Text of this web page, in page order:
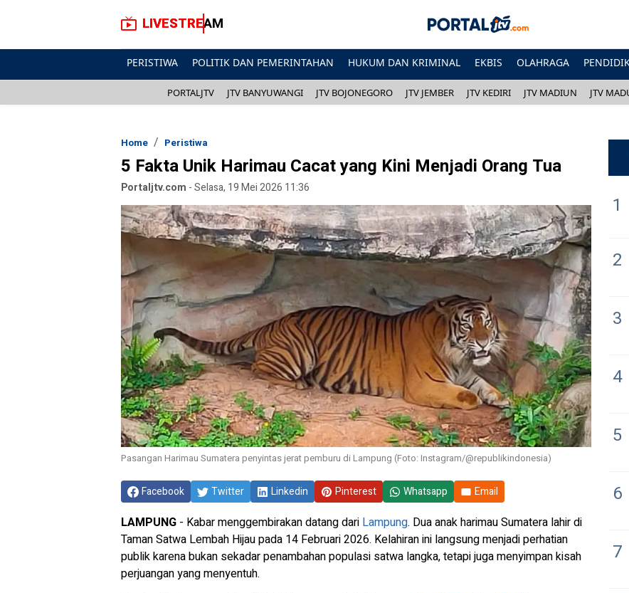
LIVESTREAM
PERISTIWA POLITIK DAN PEMERINTAHAN HUKUM DAN KRIMINAL EKBIS OLAHRAGA
PORTALJTV JTV BANYUWANGI JTV BOJONEGORO JTV JEMBER JTV KEDIRI JTV MADIUN JTV
Home Peristiwa
5 Fakta Unik Harimau Cacat yang Kini Menjadi Orang Tua
Portaljtv.com -Selasa, 19 Mei 2026 11:36
Pasangan Harimau Sumatera penyintas jerat pemburu di Lampung (Foto: Instagram/@republikindonesia)
Facebook Twitter Linkedin Pinterest Whatsapp Email
LAMPUNG - Kabar menggembirakan datang dari Lampung. Dua anak harimau Sumatera lahir di
Taman Satwa Lembah Hijau pada 14 Februari 2026. Kelahiran ini langsung menjadi perhatian
publik karena bukan sekadar penambahan populasi satwa langka, tetapi juga menyimpan kisah
perjuangan yang menyentuh.
1
2
3
4
5
6
7